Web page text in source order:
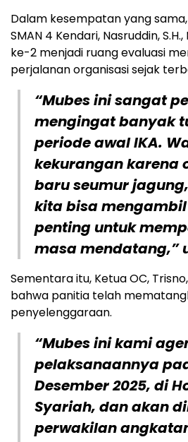
Dalam kesempatan yang
SMAN 4 Kendari, Nasruddin,
ke-2 menjadi ruang evaluasi
perjalanan organisasi sejak
“Mubes ini sangat
mengingat banyak
periode awal IKA.
kekurangan karena
baru seumur
kita bisa
penting untuk
masa mendatang,”
Sementara itu, Ketua OC,
bahwa panitia telah
penyelenggaraan.
“Mubes ini kami
pelaksanaannya
Desember 2025, di
Syariah, dan akan
perwakilan